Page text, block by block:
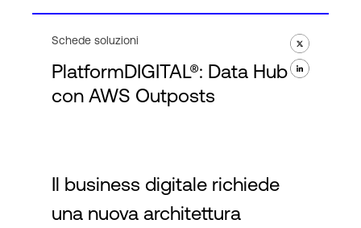
Competenze e Risorse
Language
Schede soluzioni
PlatformDIGITAL®: Data Hub
con AWS Outposts
Il business digitale richiede
una nuova architettura